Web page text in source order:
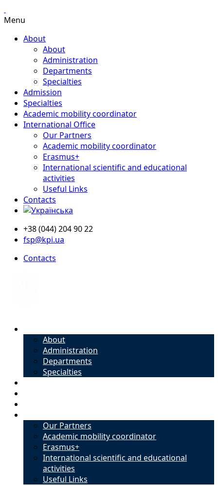
Menu
About
About
Administration
Departments
Specialties
Admission
Specialties
Academic mobility coordinator
International Office
Our Partners
Academic mobility coordinator
Erasmus+
International scientific and educational
activities
Useful Links
Contacts
+38 (044) 204 90 22
fsp@kpi.ua
Contacts
About
Administration
Departments
Specialties
Our Partners
Academic mobility coordinator
Erasmus+
International scientific and educational
activities
Useful Links